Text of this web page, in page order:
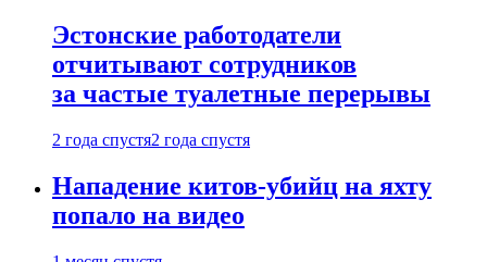
Эстонские работодатели
отчитывают сотрудников
за частые туалетные перерывы
2 года спустя2 года спустя
Нападение китов-убийц на яхту
попало на видео